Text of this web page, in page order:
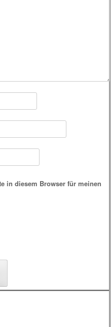
in diesem Browser für meinen